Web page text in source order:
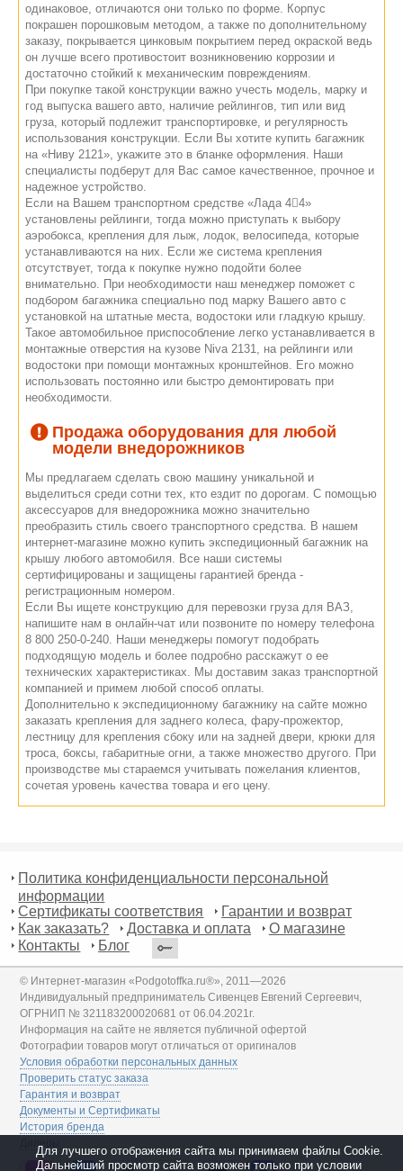
одинаковое, отличаются они только по форме. Корпус
покрашен порошковым методом, а также по дополнительному
заказу, покрывается цинковым покрытием перед окраской ведь
он лучше всего противостоит возникновению коррозии и
достаточно стойкий к механическим повреждениям.
При покупке такой конструкции важно учесть модель, марку и
год выпуска вашего авто, наличие рейлингов, тип или вид
груза, который подлежит транспортировке, и регулярность
использования конструкции. Если Вы хотите купить багажник
на «Ниву 2121», укажите это в бланке оформления. Наши
специалисты подберут для Вас самое качественное, прочное и
надежное устройство.
Если на Вашем транспортном средстве «Лада 44»
установлены рейлинги, тогда можно приступать к выбору
аэробокса, крепления для лыж, лодок, велосипеда, которые
устанавливаются на них. Если же система крепления
отсутствует, тогда к покупке нужно подойти более
внимательно. При необходимости наш менеджер поможет с
подбором багажника специально под марку Вашего авто с
установкой на штатные места, водостоки или гладкую крышу.
Такое автомобильное приспособление легко устанавливается в
монтажные отверстия на кузове Niva 2131, на рейлинги или
водостоки при помощи монтажных кронштейнов. Его можно
использовать постоянно или быстро демонтировать при
необходимости.
Продажа оборудования для любой
модели внедорожников
Мы предлагаем сделать свою машину уникальной и
выделиться среди сотни тех, кто ездит по дорогам. С помощью
аксессуаров для внедорожника можно значительно
преобразить стиль своего транспортного средства. В нашем
интернет-магазине можно купить экспедиционный багажник на
крышу любого автомобиля. Все наши системы
сертифицированы и защищены гарантией бренда -
регистрационным номером.
Если Вы ищете конструкцию для перевозки груза для ВАЗ,
напишите нам в онлайн-чат или позвоните по номеру телефона
8 800 250-0-240. Наши менеджеры помогут подобрать
подходящую модель и более подробно расскажут о ее
технических характеристиках. Мы доставим заказ транспортной
компанией и примем любой способ оплаты.
Дополнительно к экспедиционному багажнику на сайте можно
заказать крепления для заднего колеса, фару-прожектор,
лестницу для крепления сбоку или на задней двери, крюки для
троса, боксы, габаритные огни, а также множество другого. При
производстве мы стараемся учитывать пожелания клиентов,
сочетая уровень качества товара и его цену.
Политика конфиденциальности персональной
информации
Сертификаты соответствия
Гарантии и возврат
Как заказать?
Доставка и оплата
О магазине
Контакты
Блог
© Интернет-магазин «Podgotoffka.ru®», 2011—2026
Индивидуальный предприниматель Сивенцев Евгений Сергеевич,
ОГРНИП № 321183200020681 от 06.04.2021г.
Информация на сайте не является публичной офертой
Фотографии товаров могут отличаться от оригиналов
Условия обработки персональных данных
Проверить статус заказа
Гарантия и возврат
Документы и Сертификаты
История бренда
Дилеры
Для лучшего отображения сайта мы принимаем файлы Cookie.
Дальнейший просмотр сайта возможен только при условии